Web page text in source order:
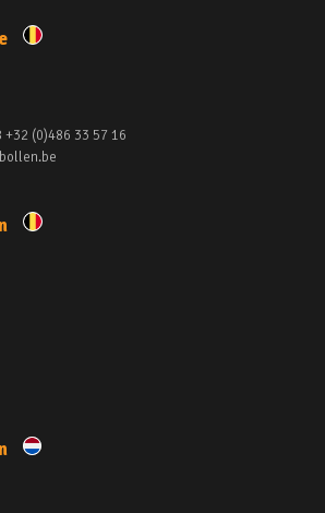
(0)486 33 57 16